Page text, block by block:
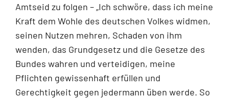
Amtseid zu folgen – „Ich schwöre, dass ich meine
Kraft dem Wohle des deutschen Volkes widmen,
seinen Nutzen mehren, Schaden von ihm
wenden, das Grundgesetz und die Gesetze des
Bundes wahren und verteidigen, meine
Pflichten gewissenhaft erfüllen und
Gerechtigkeit gegen jedermann üben werde. So